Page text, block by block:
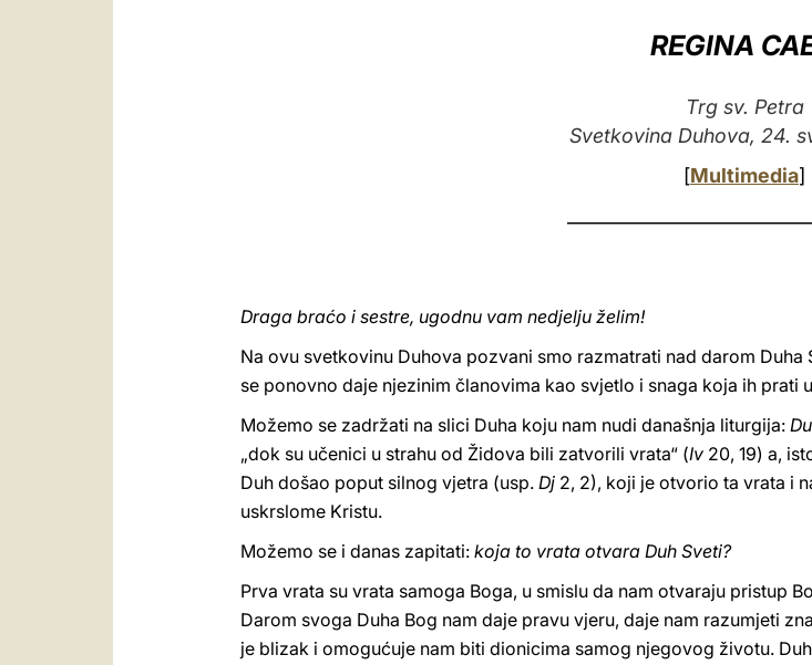
REGINA
Trg sv. Petra
Svetkovina Duhova, 24.
[Multimedia]
Draga braćo i sestre, ugodnu vam nedjelju želim!
Na ovu svetkovinu Duhova pozvani smo razmatrati nad darom
se ponovno daje njezinim članovima kao svjetlo i snaga koja ih prati
Možemo se zadržati na slici Duha koju nam nudi današnja liturgija:
„dok su učenici u strahu od Židova bili zatvorili vrata“ (Iv 20, 19) a,
Duh došao poput silnog vjetra (usp. Dj 2, 2), koji je otvorio ta vrata i
uskrslome Kristu.
Možemo se i danas zapitati: koja to vrata otvara Duh Sveti?
Prva vrata su vrata samoga Boga, u smislu da nam otvaraju pristup
Darom svoga Duha Bog nam daje pravu vjeru, daje nam razumjeti
je blizak i omogućuje nam biti dionicima samog njegovog životu.